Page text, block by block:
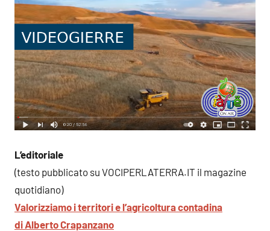
L’editoriale
(testo pubblicato su VOCIPERLATERRA.IT il magazine
quotidiano)
Valorizziamo i territori e l’agricoltura contadina
di Alberto Crapanzano